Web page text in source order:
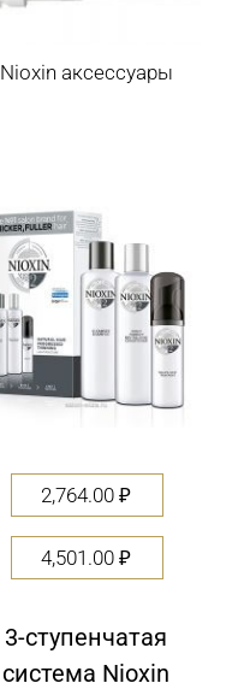
Nioxin аксессуары
2,764.00₽
4,501.00₽
3-ступенчатая
система Nioxin